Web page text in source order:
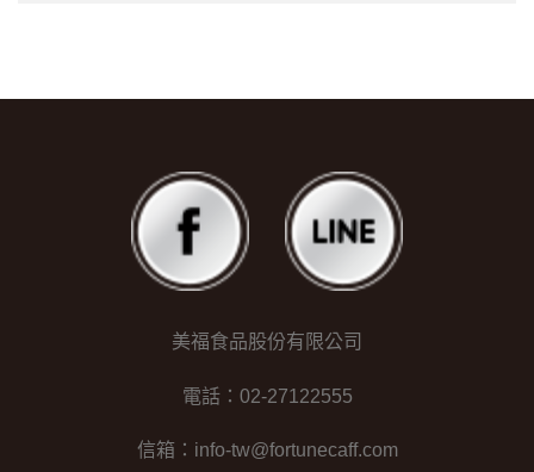
美福食品股份有限公司
電話：02-27122555
信箱：info-tw@fortunecaff.com